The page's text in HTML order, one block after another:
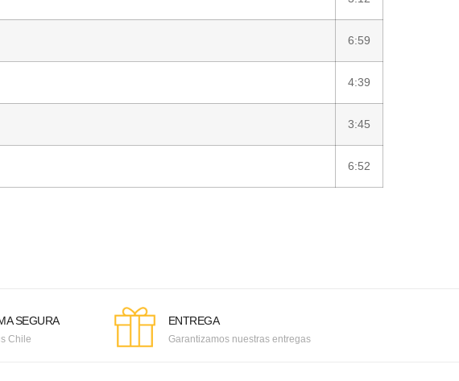
6:59
4:39
3:45
6:52
SEGURA
Chile
ENTREGA
Garantizamos nuestras entregas